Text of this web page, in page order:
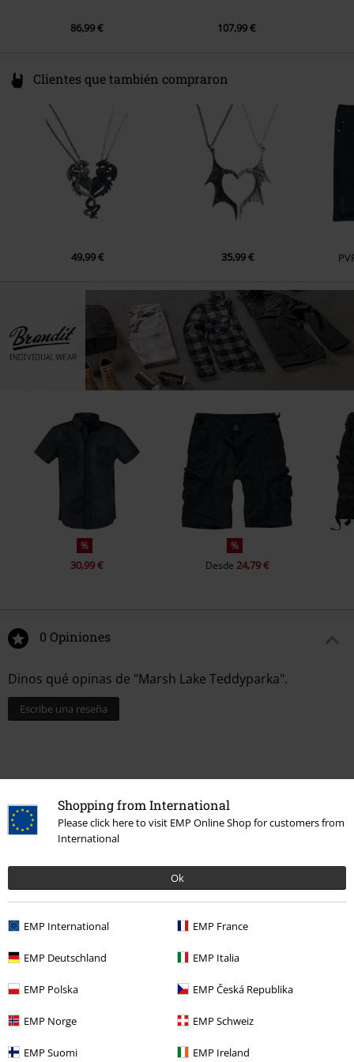
Shopping from International
Please click here to visit EMP Online Shop for customers from
International
Ok
EMP International EMP France
EMP Deutschland EMP Italia
EMP Polska EMP Česká Republika
EMP Norge EMP Schweiz
EMP Suomi EMP Ireland
86,99 € 107,99 €
Clientes que también compraron
49,99 € 35,99 €
%
30,99 €
%
Desde 24,79 €
0 Opiniones
Dinos qué opinas de "Marsh Lake Teddyparka".
Escribe una reseña
Última visita